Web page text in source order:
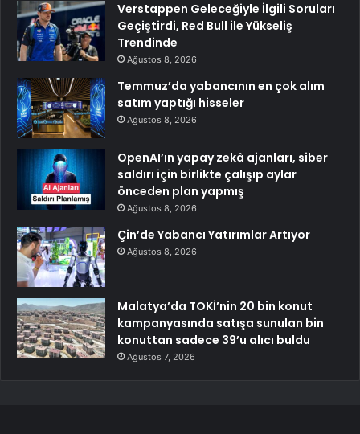
Verstappen Geleceğiyle İlgili Soruları
Geçiştirdi, Red Bull ile Yükseliş
Trendinde
Ağustos 8, 2026
Temmuz’da yabancının en çok alım
satım yaptığı hisseler
Ağustos 8, 2026
OpenAI’ın yapay zekâ ajanları, siber
saldırı için birlikte çalışıp aylar
önceden plan yapmış
Ağustos 8, 2026
Çin’de Yabancı Yatırımlar Artıyor
Ağustos 8, 2026
Malatya’da TOKİ’nin 20 bin konut
kampanyasında satışa sunulan bin
konuttan sadece 39’u alıcı buldu
Ağustos 7, 2026